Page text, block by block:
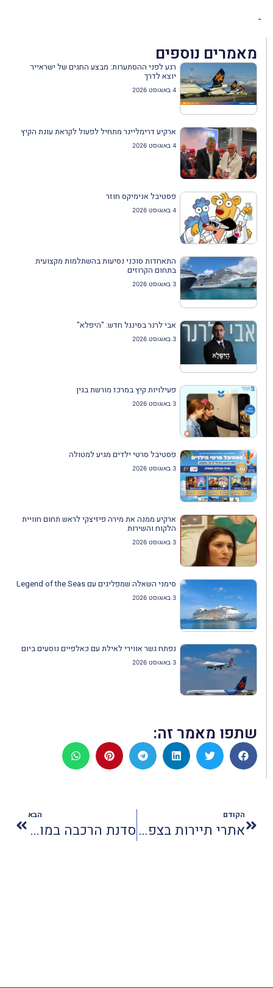
מאמרים נוספים
רגע לפני ההסתערות: מבצע החגים של ישראייר
יוצא לדרך
4 באוגוסט 2026
ארקיע דרימליינר מתחיל לפעול לקראת עונת הקיץ
4 באוגוסט 2026
פסטיבל אנימיקס חוזר
4 באוגוסט 2026
התאחדות סוכני נסיעות בהשתלמות מקצועית
בתחום הקרוזים
3 באוגוסט 2026
אבי לרנר בסינגל חדש: "היפלא"
3 באוגוסט 2026
פעילויות קיץ במרכז מורשת בגין
3 באוגוסט 2026
פסטיבל סרטי ילדים מגיע למטולה
3 באוגוסט 2026
ארקיע ממנה את מירה פיזיצקי לראש תחום חוויית
הלקוח והשירות
3 באוגוסט 2026
סימני השאלה שמפליגים עם Legend of the Seas
3 באוגוסט 2026
נפתח גשר אווירי לאילת עם כאלפיים נוסעים ביום
3 באוגוסט 2026
שתפו מאמר זה:
הקודם
אתרי תיירות בצפון לטיולי פסח
הבא
סדנת הרכבה במוזיאון נחום גוטמן